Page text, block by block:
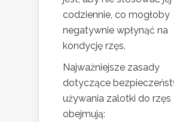
codziennie, co mogłoby
negatywnie wpłynąć na
kondycję rzęs.
Najważniejsze zasady
dotyczące
używania zalotki do rzęs
obejmują: